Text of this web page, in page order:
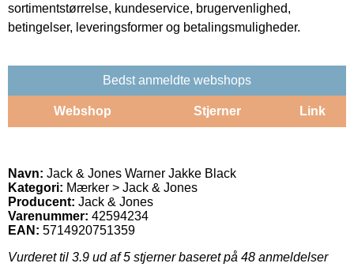
sortimentstørrelse, kundeservice, brugervenlighed,
betingelser, leveringsformer og betalingsmuligheder.
Bedst anmeldte webshops
Webshop Stjerner Link
Navn: Jack & Jones Warner Jakke Black
Kategori: Mærker > Jack & Jones
Producent: Jack & Jones
Varenummer: 42594234
EAN: 5714920751359
Vurderet til 3.9 ud af 5 stjerner baseret på 48 anmeldelser